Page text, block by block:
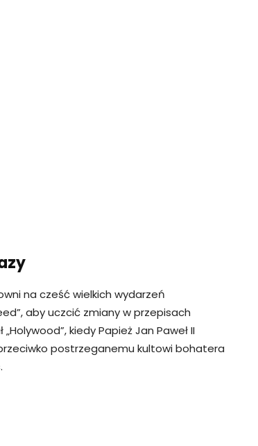
na cześć wielkich wydarzeń
aby uczcić zmiany w przepisach
kiedy Papież Jan Paweł II
postrzeganemu kultowi bohatera